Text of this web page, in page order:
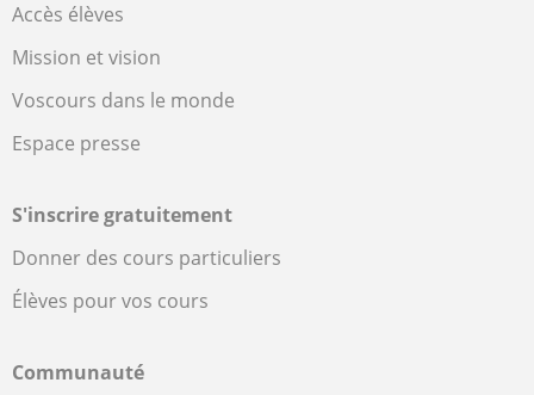
Accès élèves
Mission et vision
Voscours dans le monde
Espace presse
S'inscrire gratuitement
Donner des cours particuliers
Élèves pour vos cours
Communauté